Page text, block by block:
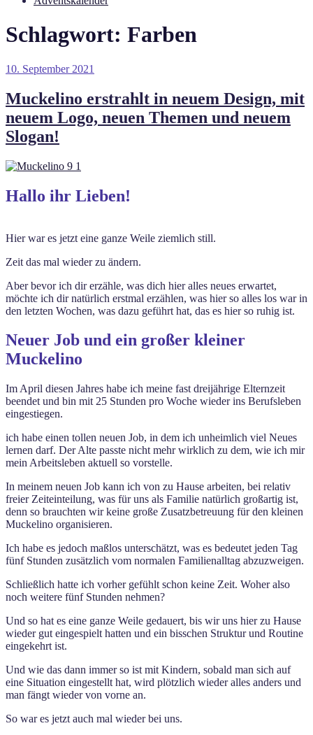
Schlagwort: Farben
Veröffentlicht
10. September 2021
Muckelino erstrahlt in neuem Design, mit
neuem Logo, neuen Themen und neuem
Slogan!
Hallo ihr Lieben!
Hier war es jetzt eine ganze Weile ziemlich still.
Zeit das mal wieder zu ändern.
Aber bevor ich dir erzähle, was dich hier alles neues erwartet,
möchte ich dir natürlich erstmal erzählen, was hier so alles los war in
den letzten Wochen, was dazu geführt hat, das es hier so ruhig ist.
Neuer Job und ein großer kleiner
Muckelino
Im April diesen Jahres habe ich meine fast dreijährige Elternzeit
beendet und bin mit 25 Stunden pro Woche wieder ins Berufsleben
eingestiegen.
ich habe einen tollen neuen Job, in dem ich unheimlich viel Neues
lernen darf. Der Alte passte nicht mehr wirklich zu dem, wie ich mir
mein Arbeitsleben aktuell so vorstelle.
In meinem neuen Job kann ich von zu Hause arbeiten, bei relativ
freier Zeiteinteilung, was für uns als Familie natürlich großartig ist,
denn so brauchten wir keine große Zusatzbetreuung für den kleinen
Muckelino organisieren.
Ich habe es jedoch maßlos unterschätzt, was es bedeutet jeden Tag
fünf Stunden zusätzlich vom normalen Familienalltag abzuzweigen.
Schließlich hatte ich vorher gefühlt schon keine Zeit. Woher also
noch weitere fünf Stunden nehmen?
Und so hat es eine ganze Weile gedauert, bis wir uns hier zu Hause
wieder gut eingespielt hatten und ein bisschen Struktur und Routine
eingekehrt ist.
Und wie das dann immer so ist mit Kindern, sobald man sich auf
eine Situation eingestellt hat, wird plötzlich wieder alles anders und
man fängt wieder von vorne an.
So war es jetzt auch mal wieder bei uns.